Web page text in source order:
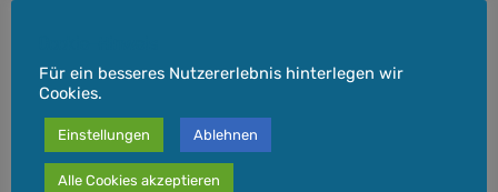
Für ein besseres Nutzererlebnis hinterlegen wir
Cookies.
Einstellungen Ablehnen
Alle Cookies akzeptieren